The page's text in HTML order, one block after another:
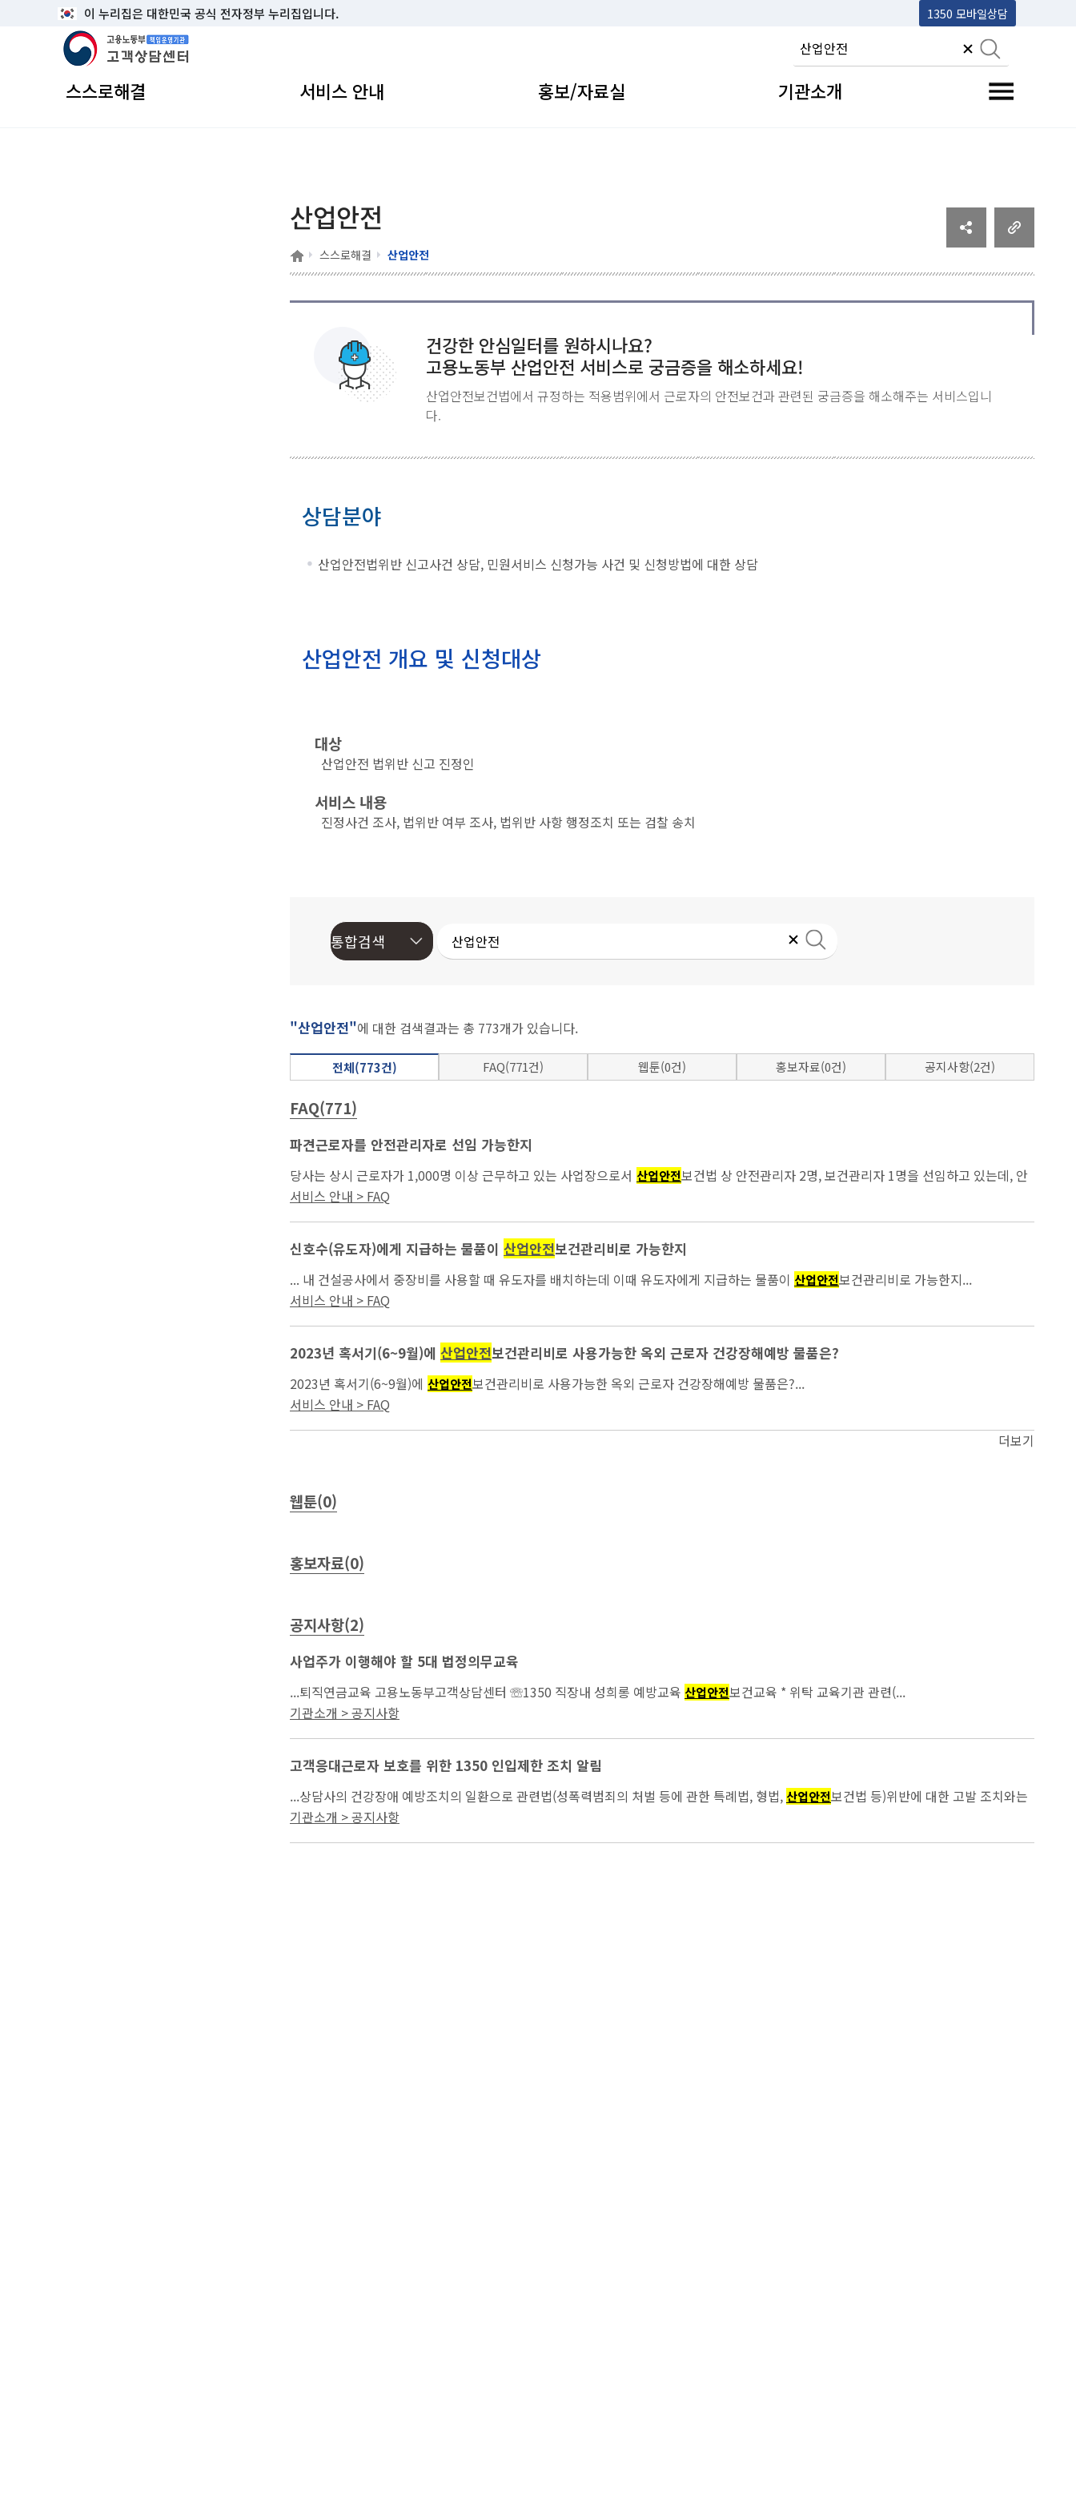
이 누리집은 대한민국 공식 전자정부 누리집입니다. 1350 모바일상담
고용노동부 책임운영기관 고객상담센터
스스로해결 서비스 안내 홍보/자료실 기관소개 전체메뉴 토글
산업안전
홈 스스로해결 산업안전
건강한 안심일터를 원하시나요?
고용노동부 산업안전 서비스로 궁금증을 해소하세요!
산업안전보건법에서 규정하는 적용범위에서 근로자의 안전보건과 관련된 궁금증을 해소해주는 서비스입니
다.
상담분야
산업안전법위반 신고사건 상담, 민원서비스 신청가능 사건 및 신청방법에 대한 상담
산업안전 개요 및 신청대상
대상
산업안전 법위반 신고 진정인
서비스 내용
진정사건 조사, 법위반 여부 조사, 법위반 사항 행정조치 또는 검찰 송치
"산업안전"에 대한 검색결과는 총 773개가 있습니다.
전체(773건) FAQ(771건) 웹툰(0건) 홍보자료(0건) 공지사항(2건)
FAQ(771)
파견근로자를 안전관리자로 선임 가능한지
당사는 상시 근로자가 1,000명 이상 근무하고 있는 사업장으로서 산업안전보건법 상 안전관리자 2명, 보건관리자 1명을 선임하고 있는데, 안
전관리자 2명 중 1명을...
서비스 안내 > FAQ
신호수(유도자)에게 지급하는 물품이 산업안전보건관리비로 가능한지
... 내 건설공사에서 중장비를 사용할 때 유도자를 배치하는데 이때 유도자에게 지급하는 물품이 산업안전보건관리비로 가능한지...
서비스 안내 > FAQ
2023년 혹서기(6~9월)에 산업안전보건관리비로 사용가능한 옥외 근로자 건강장해예방 물품은?
2023년 혹서기(6~9월)에 산업안전보건관리비로 사용가능한 옥외 근로자 건강장해예방 물품은?...
서비스 안내 > FAQ
더보기
웹툰(0)
홍보자료(0)
공지사항(2)
사업주가 이행해야 할 5대 법정의무교육
...퇴직연금교육 고용노동부고객상담센터 ☏1350 직장내 성희롱 예방교육 산업안전
보건교육 * 위탁 교육기관 관련(...
기관소개 > 공지사항
고객응대근로자 보호를 위한 1350 인입제한 조치 알림
...상담사의 건강장애 예방조치의 일환으로 관련법(성폭력범죄의 처벌 등에 관한 특례법, 형법, 산업안전보건법 등)위반에 대한 고발 조치와는
별도로 7일간 전화 인입 제한 조치(성희롱은 1개월간...
기관소개 > 공지사항